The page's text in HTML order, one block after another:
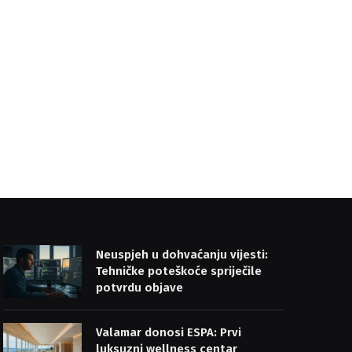
Neuspjeh u dohvaćanju vijesti:
Tehničke poteškoće spriječile
potvrdu objave
Valamar donosi ESPA: Prvi
luksuzni wellness centar